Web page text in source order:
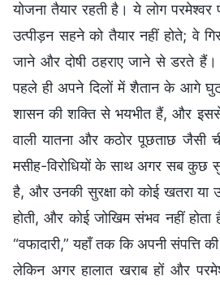
योजना तैयार रहती है। ये लोग
उत्पीड़न सहने को तैयार नहीं होते; वे
जाने और दोषी ठहराए जाने से डरते
पहले ही अपने दिलों में शैतान के आगे
शासन की शक्ति से भयभीत हैं, और इससे
वाली यातना और कठोर पूछताछ जैसी
मसीह-विरोधियों के साथ अगर सब कुछ
है, और उनकी सुरक्षा को कोई खतरा या
होती, और कोई जोखिम संभव नहीं
“वफादारी,” यहाँ तक कि अपनी
लेकिन अगर हालात खराब हों और